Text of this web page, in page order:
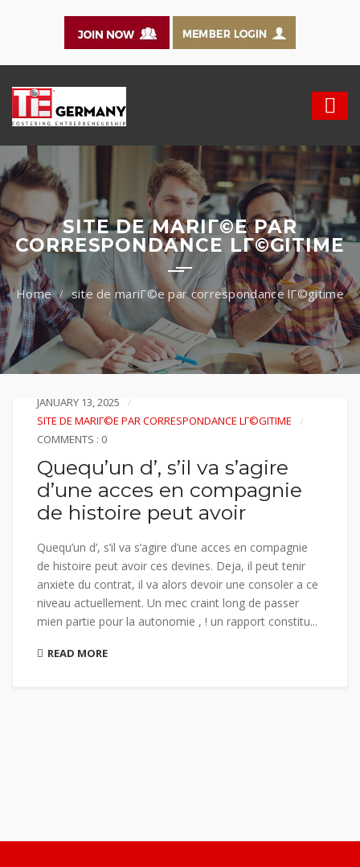
SITE DE MARIГ©E PAR
CORRESPONDANCE LГ©GITIME
site de mariГ©e par correspondance lГ©gitime
JANUARY 13, 2025
SITE DE MARIГ©E PAR CORRESPONDANCE LГ©GITIME
COMMENTS : 0
Quequ’un d’, s’il va s’agire
d’une acces en compagnie
de histoire peut avoir
Quequ’un d’, s’il va s’agire d’une acces en compagnie
de histoire peut avoir ces devines. Deja, il peut tenir
anxiete du contrat, il va alors devoir une consoler a ce
niveau actuellement. Un mec craint long de passer
mien partie pour la autonomie , ! un rapport constitu...
READ MORE